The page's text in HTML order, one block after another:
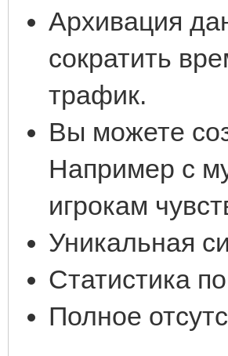
Архивация
сократить
трафик.
Вы можете
Например с
игрокам
Уникальная
Статистика
Полное